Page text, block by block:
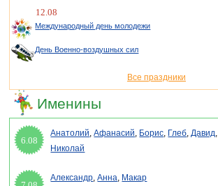
12.08
Международный день молодежи
День Военно-воздушных сил
Все праздники
Именины
6.08
Анатолий,Афанасий, Борис, Глеб,Давид,
Николай
Александр,Анна, Макар